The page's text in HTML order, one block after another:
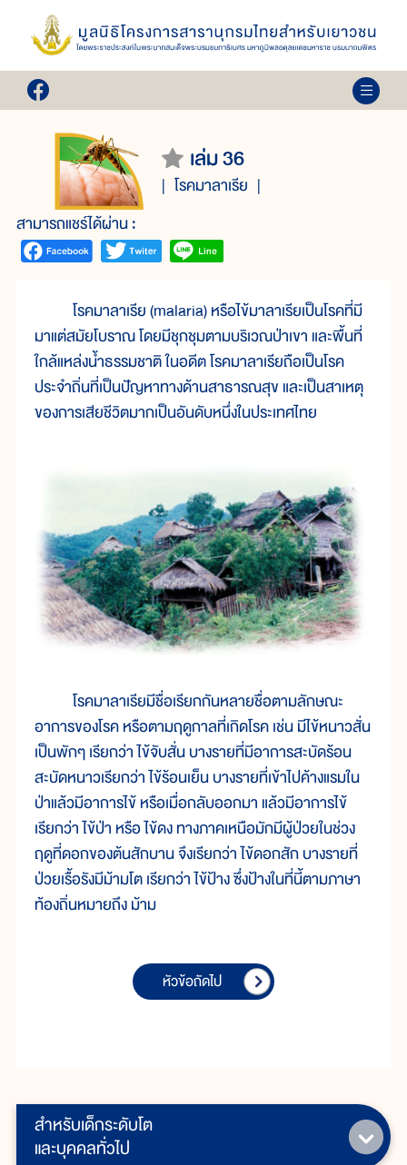
เล่ม 36
โรคมาลาเรีย
สามารถแชร์ได้ผ่าน :
สำหรับเด็กระดับโต
และบุคคลทั่วไป
โรคมาลาเรีย (malaria) หรือไข้มาลาเรียเป็นโรคที่มี
มาแต่สมัยโบราณ โดยมีชุกชุมตามบริเวณป่าเขา และพื้นที่
ใกล้แหล่งน้ำธรรมชาติ ในอดีต โรคมาลาเรียถือเป็นโรค
ประจำถิ่นที่เป็นปัญหาทางด้านสาธารณสุข และเป็นสาเหตุ
ของการเสียชีวิตมากเป็นอันดับหนึ่งในประเทศไทย
โรคมาลาเรียมีชื่อเรียกกันหลายชื่อตามลักษณะ
อาการของโรค หรือตามฤดูกาลที่เกิดโรค เช่น มีไข้หนาวสั่น
เป็นพักๆ เรียกว่า ไข้จับสั่น บางรายที่มีอาการสะบัดร้อน
สะบัดหนาวเรียกว่า ไข้ร้อนเย็น บางรายที่เข้าไปค้างแรมใน
ป่าแล้วมีอาการไข้ หรือเมื่อกลับออกมา แล้วมีอาการไข้
เรียกว่า ไข้ป่า หรือ ไข้ดง ทางภาคเหนือมักมีผู้ป่วยในช่วง
ฤดูที่ดอกของต้นสักบาน จึงเรียกว่า ไข้ดอกสัก บางรายที่
ป่วยเรื้อรังมีม้ามโต เรียกว่า ไข้ป้าง ซึ่งป้างในที่นี้ตามภาษา
ท้องถิ่นหมายถึง ม้าม
หัวข้อถัดไป